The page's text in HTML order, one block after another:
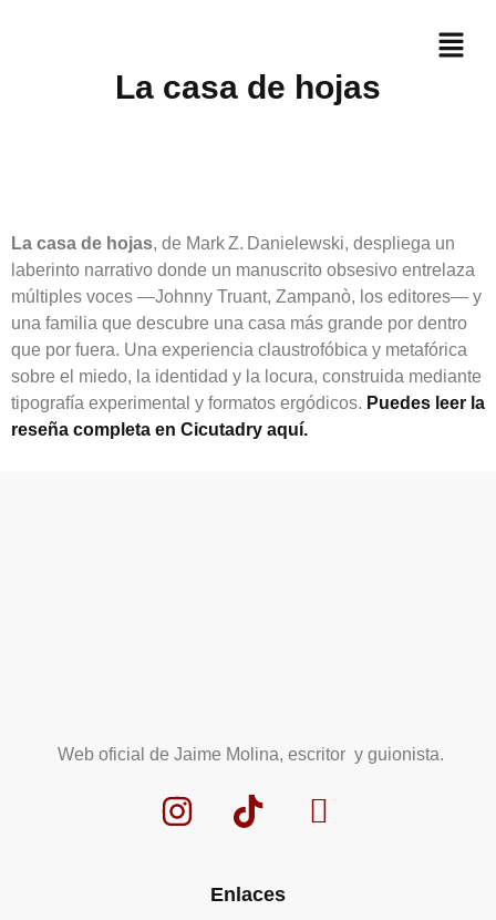
La casa de hojas
La casa de hojas, de Mark Z. Danielewski, despliega un
laberinto narrativo donde un manuscrito obsesivo entrelaza
múltiples voces —Johnny Truant, Zampanò, los editores— y
una familia que descubre una casa más grande por dentro
que por fuera. Una experiencia claustrofóbica y metafórica
sobre el miedo, la identidad y la locura, construida mediante
tipografía experimental y formatos ergódicos. Puedes leer la
reseña completa en Cicutadry aquí.
Web oficial de Jaime Molina, escritor y guionista.
Enlaces